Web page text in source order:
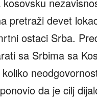
pretraži devet
ostaci Srba.
sa Srbima sa
da je cilj